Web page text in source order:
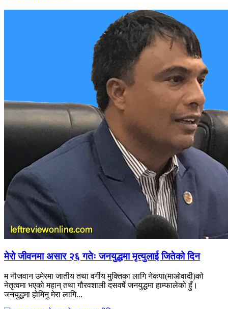
मेरो जीवनमा असार २६ गतेः जनयुद्धमा मृत्युलाई जितेको दिन
म नौजवान उमेरमा जातीय तथा वर्गीय मुक्तिका लागि नेकपा(माओवादी)को
नेतृत्वमा भएको महान् तथा गौरवशाली दसवर्षे जनयुद्धमा हाम्फालेको हुँ।
जनयुद्धमा होमिनु मेरा लागि...